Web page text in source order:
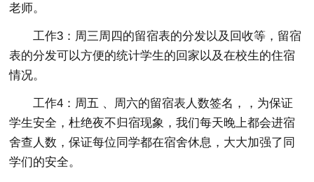
老师。
工作3：周三周四的留宿表的分发以及回收等，留宿
表的分发可以方便的统计学生的回家以及在校生的住宿
情况。
工作4：周五 、周六的留宿表人数签名，，为保证
学生安全，杜绝夜不归宿现象，我们每天晚上都会进宿
舍查人数，保证每位同学都在宿舍休息，大大加强了同
学们的安全。